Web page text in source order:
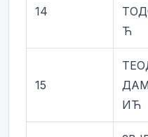
14
Ћ
15
ИЋ